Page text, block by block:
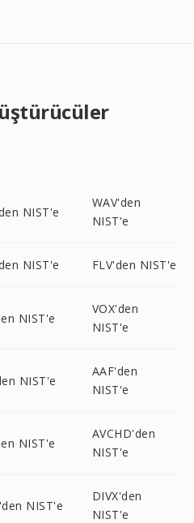
NIST'e
WAV'den
NIST'e
NIST'e FLV'den NIST'e
NIST'e
VOX'den
NIST'e
NIST'e
AAF'den
NIST'e
NIST'e
AVCHD'den
NIST'e
NIST'e
DIVX'den
NIST'e